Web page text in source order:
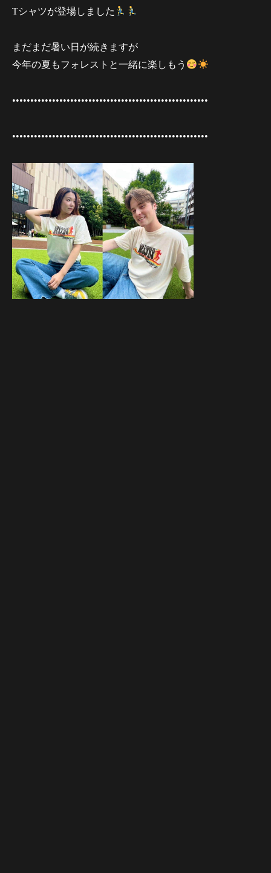
Tシャツが登場しました
まだまだ暑い日が続きますが
今年の夏もフォレストと一緒に楽しもう
••••••••••••••••••••••••••••••••••••••••••••••••••••••
••••••••••••••••••••••••••••••••••••••••••••••••••••••